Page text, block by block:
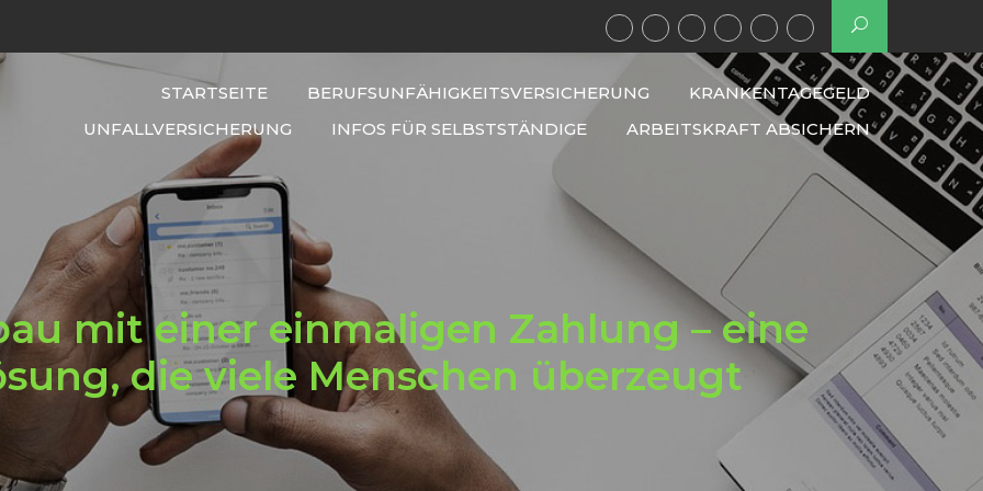
STARTSEITE BERUFSUNFÄHIGKEITSVERSICHERUNG
KRANKENTAGEGELD
UNFALLVERSICHERUNG
INFOS FÜR SELBSTSTÄNDIGE ARBEITSKRAFT ABSICHERN
mit einer einmaligen Zahlung – eine
die viele Menschen überzeugt